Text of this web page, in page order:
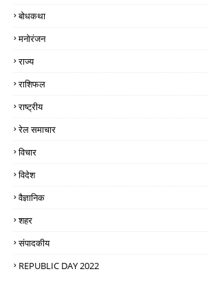
बोधकथा
मनोरंजन
राज्य
राशिफल
राष्ट्रीय
रेल समाचार
विचार
विदेश
वैज्ञानिक
शहर
संपादकीय
REPUBLIC DAY 2022